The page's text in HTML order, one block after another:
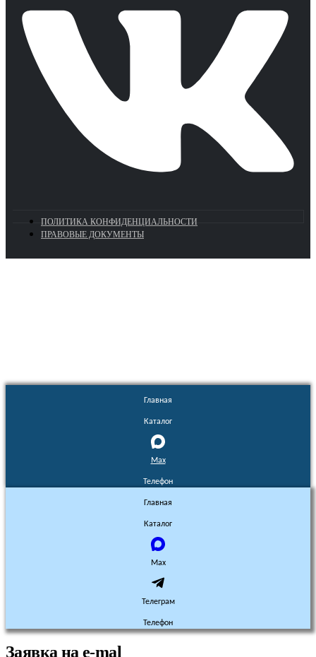
ПОЛИТИКА КОНФИДЕНЦИАЛЬНОСТИ
ПРАВОВЫЕ ДОКУМЕНТЫ
Главная
Каталог
Max
Телефон
Главная
Каталог
Max
Телеграм
Телефон
Заявка на e-mal